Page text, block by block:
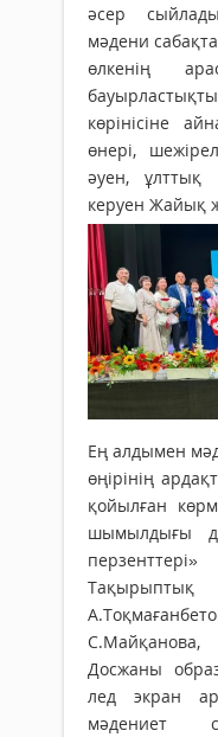
әсер
мәдени
өлкенің
көрінісіне
өнері,
әуен, ұлттық
керуен Жайық
Ең алдымен
өңірінің
қойылған
шымылдығы
Досжаны
лед экран
мәдениет